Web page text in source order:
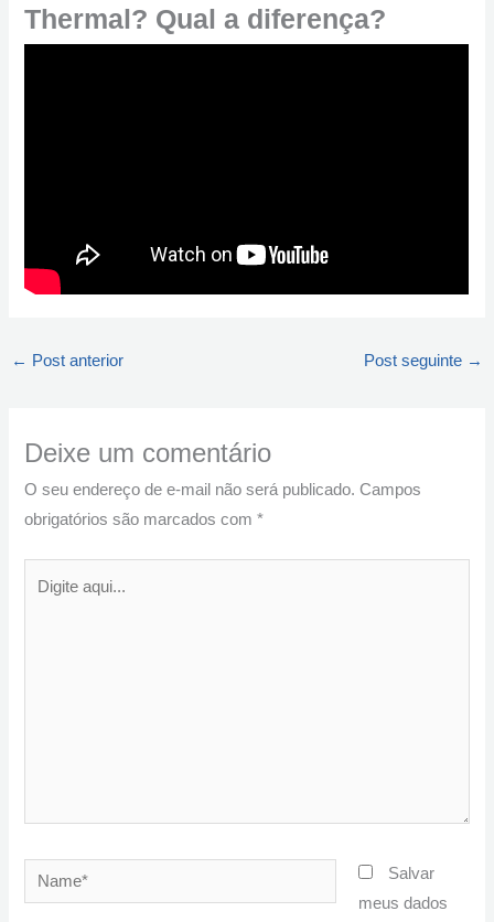
Thermal? Qual a diferença?
← Post anterior Post seguinte →
Deixe um comentário
O seu endereço de e-mail não será publicado. Campos
obrigatórios são marcados com*
Name*
Salvar
meus dados